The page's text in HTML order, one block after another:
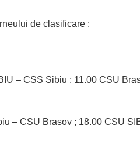
de clasificare :
– CSS Sibiu ; 11.00 CSU
– CSU Brasov ; 18.00 CSU